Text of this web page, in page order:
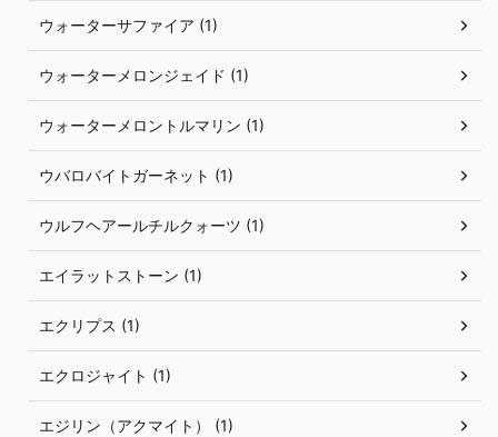
ウォーターサファイア (1)
ウォーターメロンジェイド (1)
ウォーターメロントルマリン (1)
ウバロバイトガーネット (1)
ウルフヘアールチルクォーツ (1)
エイラットストーン (1)
エクリプス (1)
エクロジャイト (1)
エジリン（アクマイト） (1)